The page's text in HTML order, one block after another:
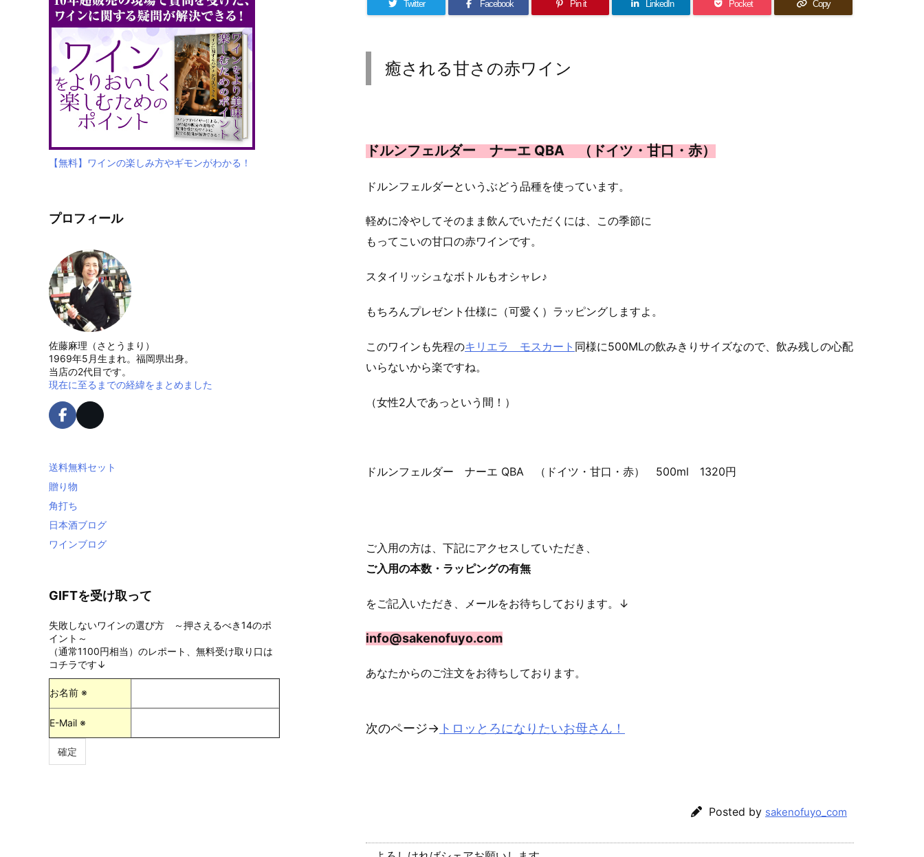
Twitter Facebook Pin it LinkedIn Pocket Copy
癒される甘さの赤ワイン
ドルンフェルダー ナーエ QBA （ドイツ・甘口・赤）
ドルンフェルダーというぶどう品種を使っています。
軽めに冷やしてそのまま飲んでいただくには、この季節に
もってこいの甘口の赤ワインです。
スタイリッシュなボトルもオシャレ♪
もちろんプレゼント仕様に（可愛く）ラッピングしますよ。
このワインも先程のキリエラ モスカート 同様に500MLの飲みきりサイズなので、飲み残しの心配
いらないから楽ですね。
（女性2人であっという間！）
ドルンフェルダー ナーエ QBA （ドイツ・甘口・赤） 500ml 1320円
ご入用の方は、下記にアクセスしていただき、
ご入用の本数・ラッピングの有無
をご記入いただき、メールをお待ちしております。↓
info@sakenofuyo.com
あなたからのご注文をお待ちしております。
次のページ→ トロッとろになりたいお母さん！
Posted by sakenofuyo_com
【無料】ワインの楽しみ方やギモンがわかる！
プロフィール
佐藤麻理（さとうまり）
1969年5月生まれ。福岡県出身。
当店の2代目です。
現在に至るまでの経緯をまとめました
送料無料セット
贈り物
角打ち
日本酒ブログ
ワインブログ
GIFTを受け取って
失敗しないワインの選び方 ～押さえるべき14のポ
イント～
（通常1100円相当）のレポート、無料受け取り口は
コチラです↓
お名前 ※
E-Mail ※